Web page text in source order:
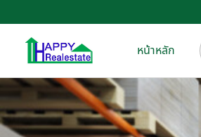
หน้าหลัก